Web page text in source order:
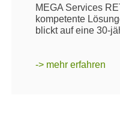
MEGA Services
kompetente
blickt auf eine 30-
-> mehr erfahren